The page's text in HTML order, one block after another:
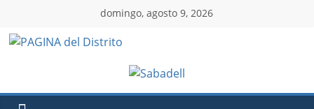
domingo, agosto 9, 2026